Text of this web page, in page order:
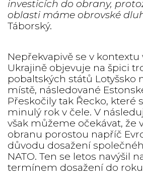
investicích do obrany,
oblasti máme obrovské
Táborský.
Nepřekvapivě se v kontextu
Ukrajině objevuje na špici
pobaltských států Lotyšsko
místě, následované
Přeskočily tak Řecko, které
minulý rok v čele. V
však můžeme očekávat, že
obranu porostou napříč
důvodu dosažení
NATO. Ten se letos navýšil
termínem dosažení do roku